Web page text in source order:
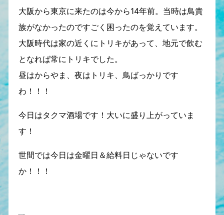
大阪から東京に来たのは今から14年前。当時は鳥貴
族がなかったのですごく困ったのを覚えています。
大阪時代は家の近くにトリキがあって、地元で飲む
となれば常にトリキでした。
昼はからやま、夜はトリキ、鳥ばっかりです
わ！！！
今日はタクマ酒場です！大いに盛り上がっていま
す！
世間では今日は金曜日＆給料日じゃないです
か！！！